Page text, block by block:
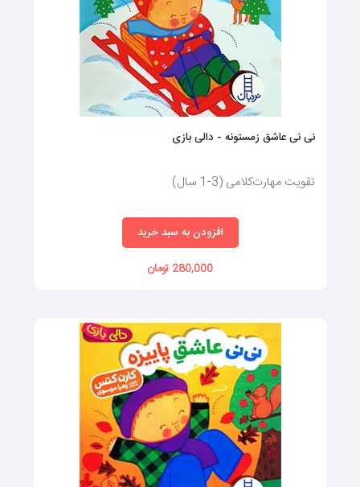
نی نی عاشق زمستونه - دالی بازی
تقویت مهارت‌کلامی (3-1 سال)
افزودن به سبد خرید
280,000 تومان